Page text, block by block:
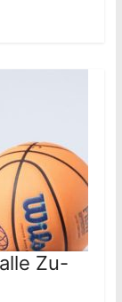
Zu-